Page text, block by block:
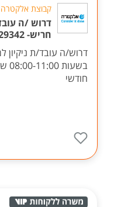
קבוצת אלקטרה
דרוש /ה
חריש- 29342
דרוש/ה עובד/ת ניקיון
חודשי